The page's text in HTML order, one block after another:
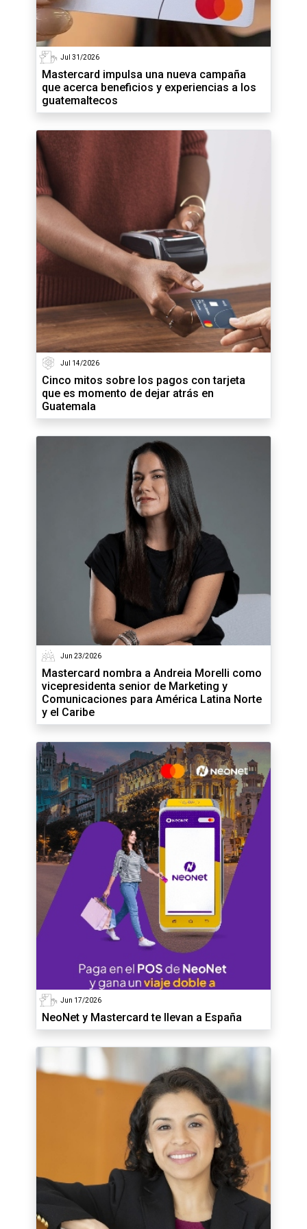
Jul 31/2026
Mastercard impulsa una nueva campaña
que acerca beneficios y experiencias a los
guatemaltecos
Jul 14/2026
Cinco mitos sobre los pagos con tarjeta
que es momento de dejar atrás en
Guatemala
Jun 23/2026
Mastercard nombra a Andreia Morelli como
vicepresidenta senior de Marketing y
Comunicaciones para América Latina Norte
y el Caribe
Jun 17/2026
NeoNet y Mastercard te llevan a España